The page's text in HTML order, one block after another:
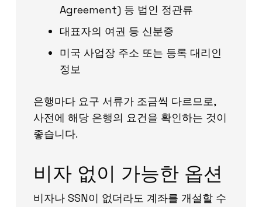
Agreement) 등 법인 정관류
대표자의 여권 등 신분증
미국 사업장 주소 또는 등록 대리인
정보
은행마다 요구 서류가 조금씩 다르므로,
사전에 해당 은행의 요건을 확인하는 것이
좋습니다.
비자 없이 가능한 옵션
비자나 SSN이 없더라도 계좌를 개설할 수